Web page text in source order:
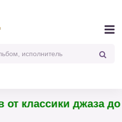
классики джаза до